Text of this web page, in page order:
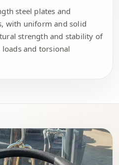
steel plates and
with uniform and solid
strength and stability of
and torsional